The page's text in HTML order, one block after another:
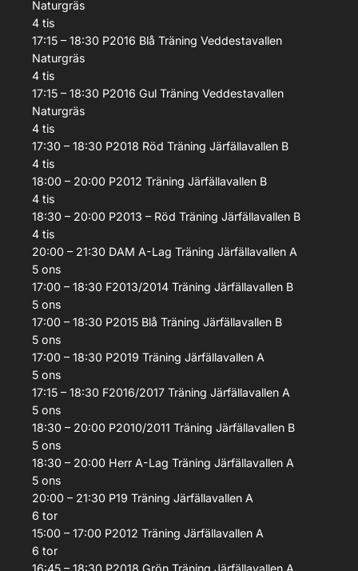
Naturgräs
4 tis
17:15 – 18:30 P2016 Blå Träning Veddestavallen
Naturgräs
4 tis
17:15 – 18:30 P2016 Gul Träning Veddestavallen
Naturgräs
4 tis
17:30 – 18:30 P2018 Röd Träning Järfällavallen B
4 tis
18:00 – 20:00 P2012 Träning Järfällavallen B
4 tis
18:30 – 20:00 P2013 – Röd Träning Järfällavallen B
4 tis
20:00 – 21:30 DAM A-Lag Träning Järfällavallen A
5 ons
17:00 – 18:30 F2013/2014 Träning Järfällavallen B
5 ons
17:00 – 18:30 P2015 Blå Träning Järfällavallen B
5 ons
17:00 – 18:30 P2019 Träning Järfällavallen A
5 ons
17:15 – 18:30 F2016/2017 Träning Järfällavallen A
5 ons
18:30 – 20:00 P2010/2011 Träning Järfällavallen B
5 ons
18:30 – 20:00 Herr A-Lag Träning Järfällavallen A
5 ons
20:00 – 21:30 P19 Träning Järfällavallen A
6 tor
15:00 – 17:00 P2012 Träning Järfällavallen A
6 tor
16:45 – 18:30 P2018 Grön Träning Järfällavallen A